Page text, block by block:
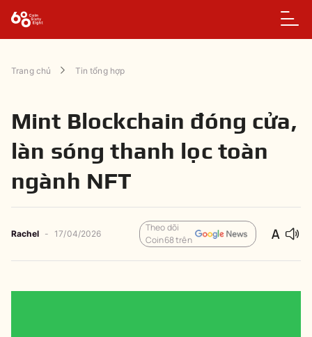
Trang chủ Tin tổng hợp
Mint Blockchain đóng cửa,
làn sóng thanh lọc toàn
ngành NFT
Rachel - 17/04/2026
Theo dõi
Coin68 trên